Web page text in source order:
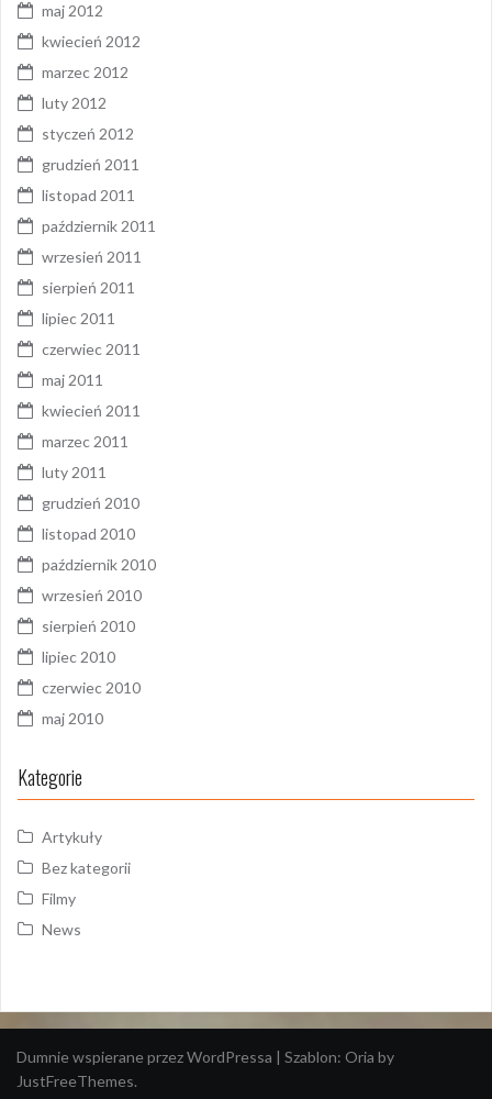
maj 2012
kwiecień 2012
marzec 2012
luty 2012
styczeń 2012
grudzień 2011
listopad 2011
październik 2011
wrzesień 2011
sierpień 2011
lipiec 2011
czerwiec 2011
maj 2011
kwiecień 2011
marzec 2011
luty 2011
grudzień 2010
listopad 2010
październik 2010
wrzesień 2010
sierpień 2010
lipiec 2010
czerwiec 2010
maj 2010
Kategorie
Artykuły
Bez kategorii
Filmy
News
Dumnie wspierane przez WordPressa | Szablon: Oria by
JustFreeThemes.